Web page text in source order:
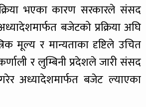
भएका कारण सरकारले संसद
बजेटको प्रक्रिया अघि
मूल्य र मान्यताका दृष्टिले उचित
र लुम्बिनी प्रदेशले जारी संसद
अध्यादेशमार्फत बजेट ल्याएका